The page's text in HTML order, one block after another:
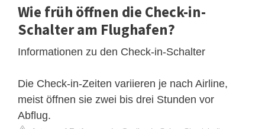
Wie früh öffnen die Check-in-
Schalter am Flughafen?
Informationen zu den Check-in-Schalter
Die Check-in-Zeiten variieren je nach Airline,
meist öffnen sie zwei bis drei Stunden vor
Abflug.